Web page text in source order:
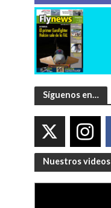
Síguenos en…
Nuestros videos